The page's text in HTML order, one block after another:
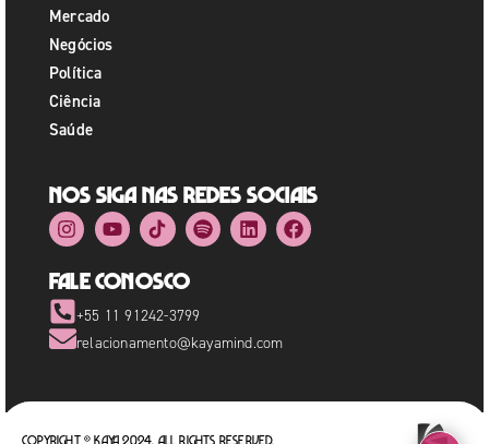
Mercado
Negócios
Política
Ciência
Saúde
Nos siga nas redes sociais
Fale Conosco
+55 11 91242-3799
relacionamento@kayamind.com
Copyright © Kaya 2024. All rights reserved.